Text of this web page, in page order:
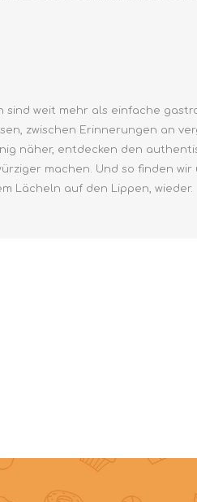
weit mehr als einfache
zwischen Erinnerungen an
näher, entdecken den
machen. Und so finden wir
Lächeln auf den Lippen, wieder.